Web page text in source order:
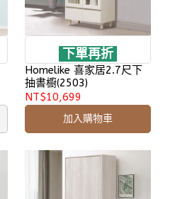
下單再折
Homelike 喜家居2.7尺下
抽書櫥(2503)
NT$10,699
加入購物車